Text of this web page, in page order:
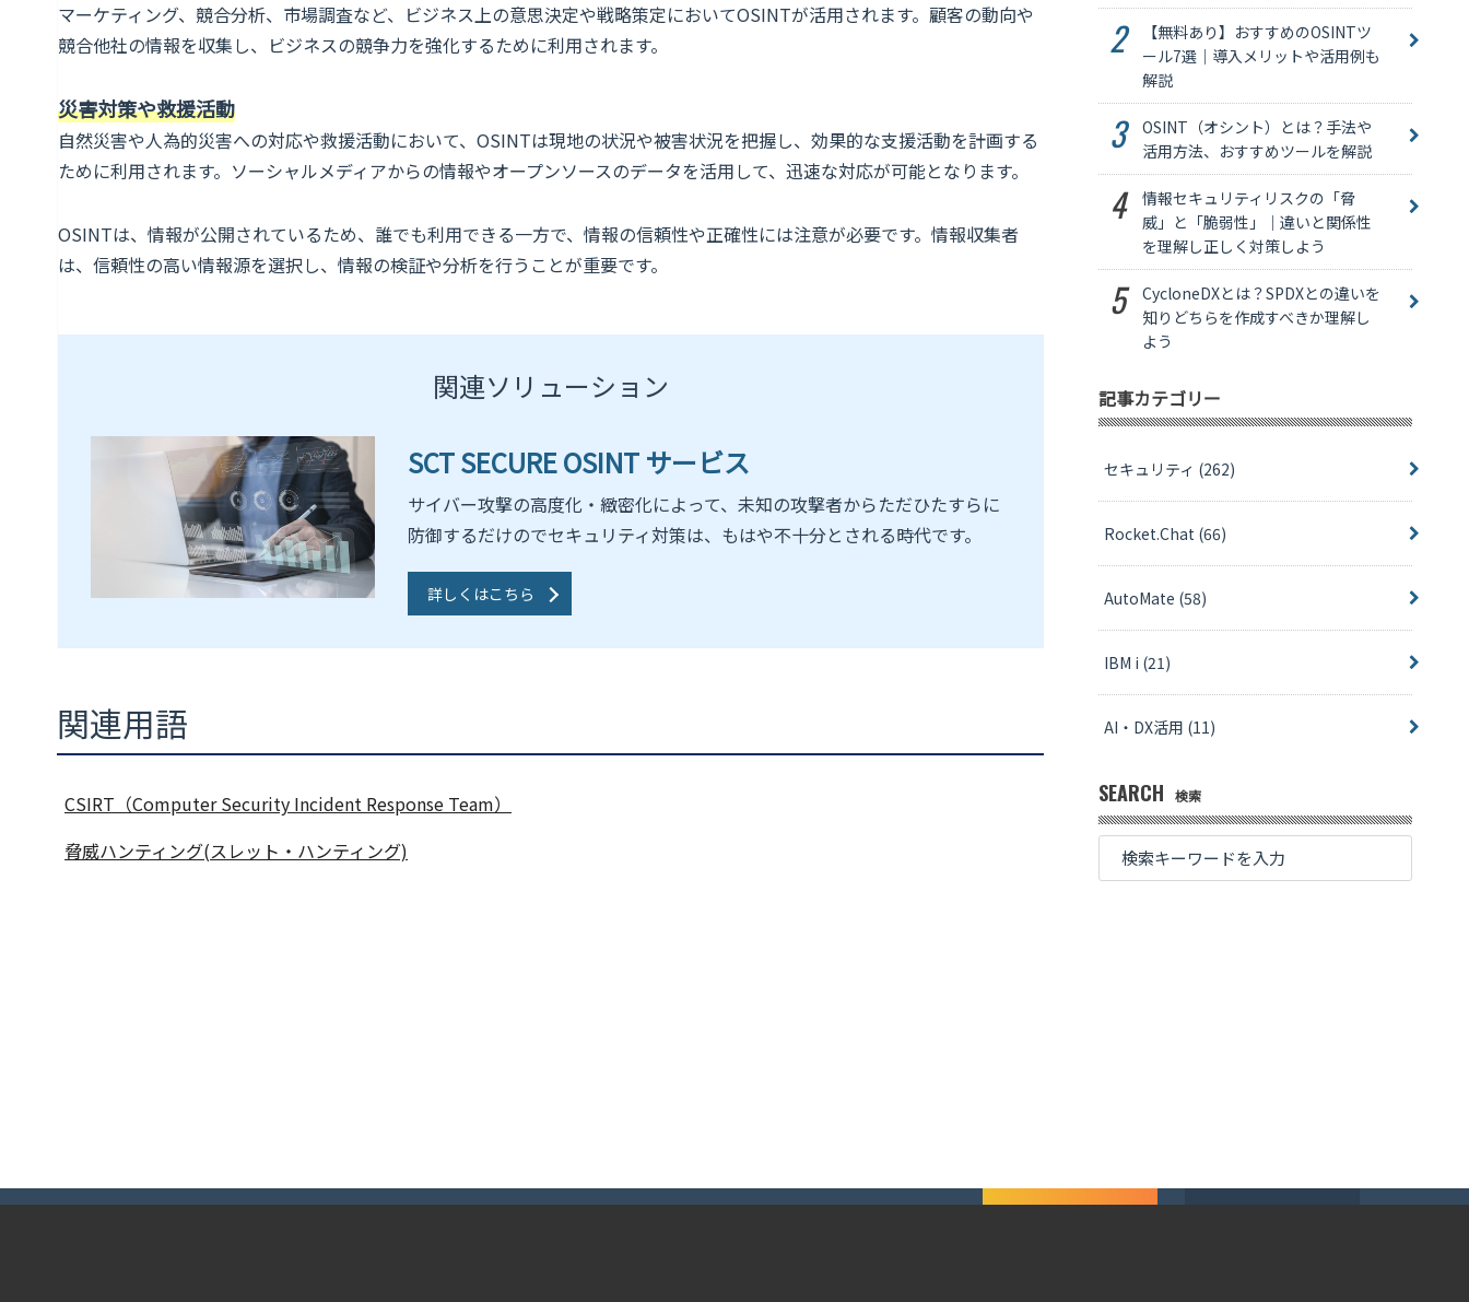
マーケティング、競合分析、市場調査など、ビジネス上の意思決定や戦略策定においてOSINTが活用されます。顧客の動向や
競合他社の情報を収集し、ビジネスの競争力を強化するために利用されます。
災害対策や救援活動
自然災害や人為的災害への対応や救援活動において、OSINTは現地の状況や被害状況を把握し、効果的な支援活動を計画する
ために利用されます。ソーシャルメディアからの情報やオープンソースのデータを活用して、迅速な対応が可能となります。
OSINTは、情報が公開されているため、誰でも利用できる一方で、情報の信頼性や正確性には注意が必要です。情報収集者
は、信頼性の高い情報源を選択し、情報の検証や分析を行うことが重要です。
関連ソリューション
SCT SECURE OSINT サービス
サイバー攻撃の高度化・緻密化によって、未知の攻撃者からただひたすらに
防御するだけのでセキュリティ対策は、もはや不十分とされる時代です。
詳しくはこちら
関連用語
CSIRT（Computer Security Incident Response Team）
脅威ハンティング(スレット・ハンティング)
【無料あり】おすすめのOSINTツ
ール7選｜導入メリットや活用例も
解説
OSINT（オシント）とは？手法や
活用方法、おすすめツールを解説
情報セキュリティリスクの「脅
威」と「脆弱性」｜違いと関係性
を理解し正しく対策しよう
CycloneDXとは？SPDXとの違いを
知りどちらを作成すべきか理解し
よう
記事カテゴリー
セキュリティ (262)
Rocket.Chat (66)
AutoMate (58)
IBM i (21)
AI・DX活用 (11)
SEARCH 検索